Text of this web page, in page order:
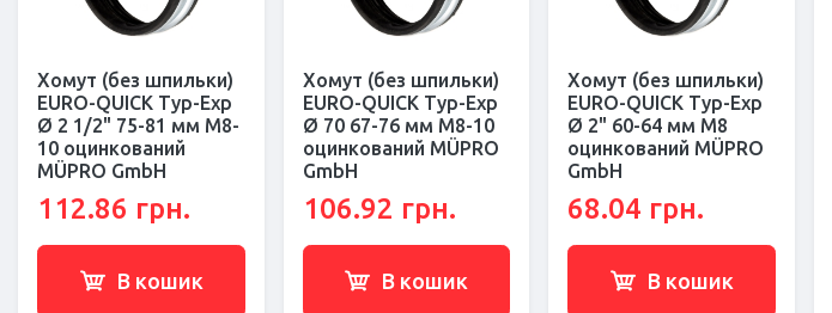
Хомут (без шпильки)
EURO-QUICK Typ-Exp
Ø 2 1/2" 75-81 мм M8-
10 оцинкований
MÜPRO GmbH
112.86 грн.
В кошик
Хомут (без шпильки)
EURO-QUICK Typ-Exp
Ø 70 67-76 мм M8-10
оцинкований MÜPRO
GmbH
106.92 грн.
В кошик
Хомут (без шпильки)
EURO-QUICK Typ-Exp
Ø 2" 60-64 мм M8
оцинкований MÜPRO
GmbH
68.04 грн.
В кошик